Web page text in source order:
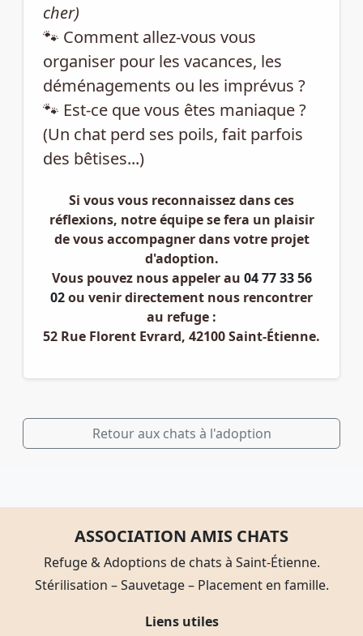
cher)
🐾 Comment allez-vous vous
organiser pour les vacances, les
déménagements ou les imprévus ?
🐾 Est-ce que vous êtes maniaque ?
(Un chat perd ses poils, fait parfois
des bêtises...)
Si vous vous reconnaissez dans ces
réflexions, notre équipe se fera un plaisir
de vous accompagner dans votre projet
d'adoption.
Vous pouvez nous appeler au 04 77 33 56
02ou venir directement nous rencontrer
au refuge :
52 Rue Florent Evrard, 42100 Saint-Étienne.
Retour aux chats à l'adoption
ASSOCIATION AMIS CHATS
Refuge & Adoptions de chats à Saint-Étienne.
Stérilisation – Sauvetage – Placement en famille.
Liens utiles